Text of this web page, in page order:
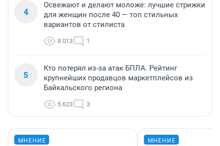
4
Освежают и делают моложе: лучшие стрижки
для женщин после 40 — топ стильных
вариантов от стилиста
8 013 1
5
Кто потерял из-за атак БПЛА. Рейтинг
крупнейших продавцов маркетплейсов из
Байкальского региона
5 623 3
МНЕНИЕ МНЕНИЕ